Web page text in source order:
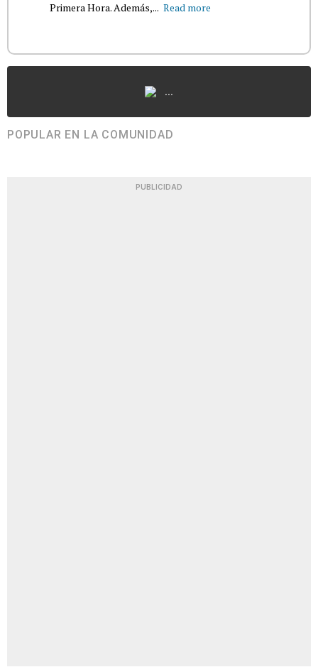
Primera Hora. Además,... Read more
...
POPULAR EN LA COMUNIDAD
PUBLICIDAD